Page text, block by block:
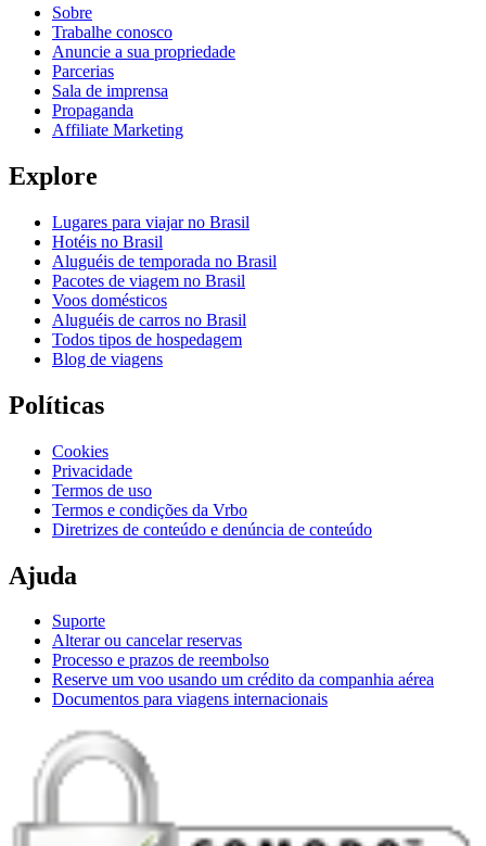
Sobre
Trabalhe conosco
Anuncie a sua propriedade
Parcerias
Sala de imprensa
Propaganda
Affiliate Marketing
Explore
Lugares para viajar no Brasil
Hotéis no Brasil
Aluguéis de temporada no Brasil
Pacotes de viagem no Brasil
Voos domésticos
Aluguéis de carros no Brasil
Todos tipos de hospedagem
Blog de viagens
Políticas
Cookies
Privacidade
Termos de uso
Termos e condições da Vrbo
Diretrizes de conteúdo e denúncia de conteúdo
Ajuda
Suporte
Alterar ou cancelar reservas
Processo e prazos de reembolso
Reserve um voo usando um crédito da companhia aérea
Documentos para viagens internacionais